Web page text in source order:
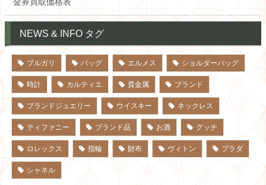
NEWS & INFO タグ
ブルガリ バッグ エルメス ショルダーバッグ
時計 カルティエ 貴金属 ブランド
ブランドジュエリー ウイスキー ネックレス
ティファニー ブランド品 お酒 グッチ
ロレックス 指輪 財布 ヴィトン プラダ
シャネル